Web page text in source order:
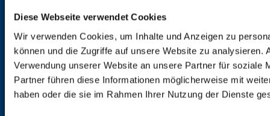
Diese Webseite verwendet Cookies
Wir verwenden Cookies, um Inhalte und Anzeigen zu
können und die Zugriffe auf unsere Website zu analysieren.
Verwendung unserer Website an unsere Partner für soziale
Partner führen diese Informationen möglicherweise mit
haben oder die sie im Rahmen Ihrer Nutzung der Dienste
Auszug aus dem Verwaltungsbestand
UnternehmenUnternehmen - RBB immo Berlin
Hausverwaltung
Über UnsÜber Uns - RBB immo - die
TeamUnser Team - lernen Sie die Gesicher
KarriereKarriere - RBB immo - die
ReferenzenImmobilien Referenzen